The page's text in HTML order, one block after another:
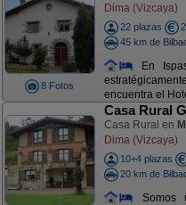
8 Fotos
Dima (Vizcaya)
22 plazas
45 km de
En
encuentra el
Casa Rural
Casa Rural en
Dima (Vizcaya)
10+4 plazas
20 km de
Somos